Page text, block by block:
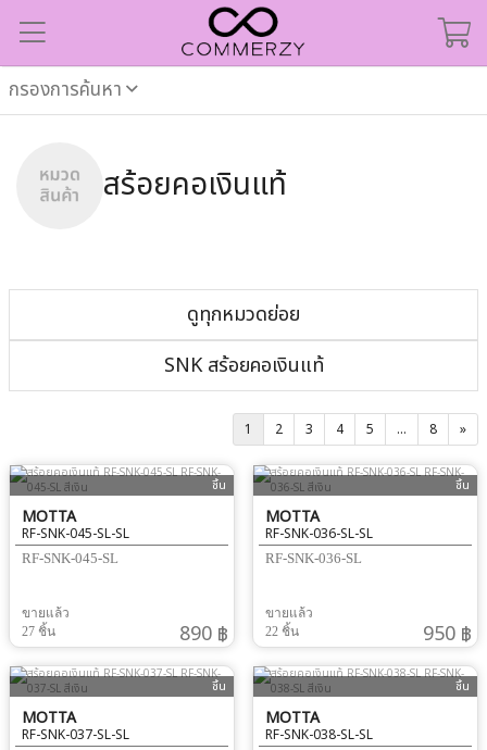
กรองการค้นหา
สร้อยคอเงินแท้
ดูทุกหมวดย่อย
SNK สร้อยคอเงินแท้
1 2 3 4 5 ... 8 »
ชิ้น
MOTTA
RF-SNK-045-SL-SL
RF-SNK-045-SL
ขายแล้ว
27 ชิ้น
890 ฿
ชิ้น
MOTTA
RF-SNK-036-SL-SL
RF-SNK-036-SL
ขายแล้ว
22 ชิ้น
950 ฿
ชิ้น
MOTTA
RF-SNK-037-SL-SL
ชิ้น
MOTTA
RF-SNK-038-SL-SL